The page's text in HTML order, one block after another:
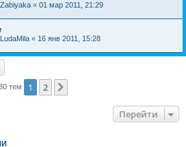
Zabiyaka « 01 мар 2011, 21:29
LudaMila « 16 янв 2011, 15:28
тем 1 2
Перейти